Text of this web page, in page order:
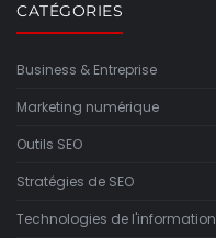
CATÉGORIES
Business & Entreprise
Marketing numérique
Outils SEO
Stratégies de SEO
Technologies de l'information